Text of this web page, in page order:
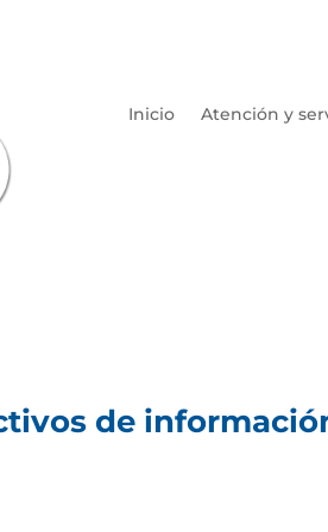
Inicio Atención y
de